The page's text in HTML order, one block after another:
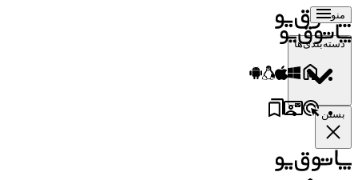
منو
دسته‌بندی‌ها
بستن